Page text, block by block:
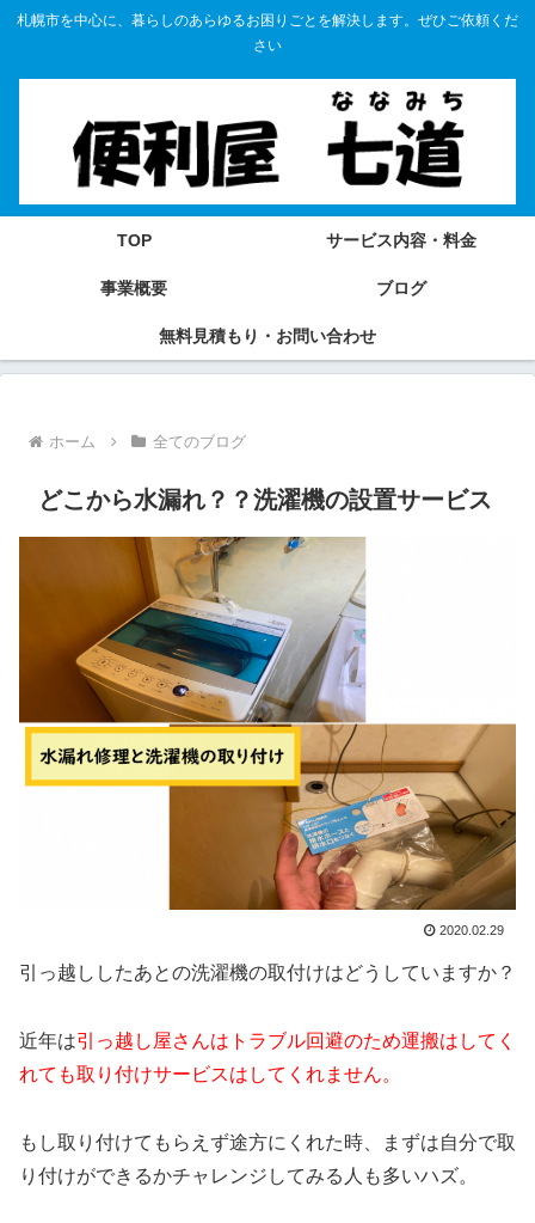
札幌市を中心に、暮らしのあらゆるお困りごとを解決します。ぜひご依頼くだ
さい
TOP サービス内容・料金
事業概要 ブログ
無料見積もり・お問い合わせ
ホーム 全てのブログ
どこから水漏れ？？洗濯機の設置サービス
2020.02.29
引っ越ししたあとの洗濯機の取付けはどうしていますか？
近年は引っ越し屋さんはトラブル回避のため運搬はしてく
れても取り付けサービスはしてくれません。
もし取り付けてもらえず途方にくれた時、まずは自分で取
り付けができるかチャレンジしてみる人も多いハズ。